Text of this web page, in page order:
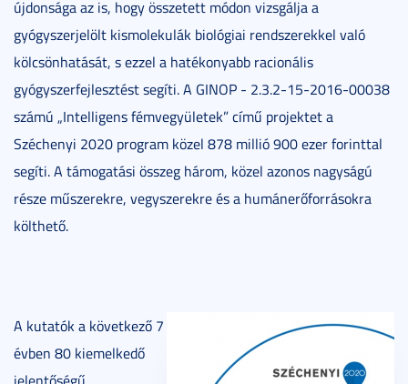
újdonsága az is, hogy összetett módon vizsgálja a
gyógyszerjelölt kismolekulák biológiai rendszerekkel való
kölcsönhatását, s ezzel a hatékonyabb racionális
gyógyszerfejlesztést segíti. A GINOP - 2.3.2-15-2016-00038
számú „Intelligens fémvegyületek” című projektet a
Széchenyi 2020 program közel 878 millió 900 ezer forinttal
segíti. A támogatási összeg három, közel azonos nagyságú
része műszerekre, vegyszerekre és a humánerőforrásokra
költhető.
A kutatók a következő 7
évben 80 kiemelkedő
jelentőségű